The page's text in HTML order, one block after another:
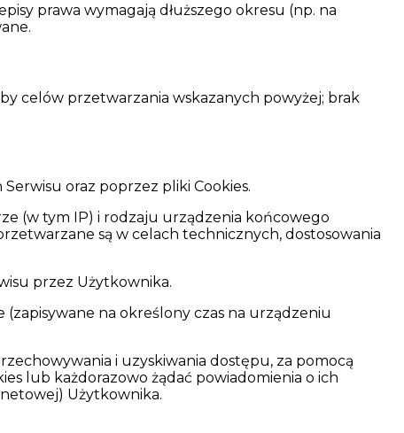
prawa wymagają dłuższego okresu (np. na
celów przetwarzania wskazanych powyżej; brak
oraz poprzez pliki Cookies.
(w tym IP) i rodzaju urządzenia końcowego
są w celach technicznych, dostosowania
przez Użytkownika.
(zapisywane na określony czas na urządzeniu
i uzyskiwania dostępu, za pomocą
lub każdorazowo żądać powiadomienia o ich
Użytkownika.